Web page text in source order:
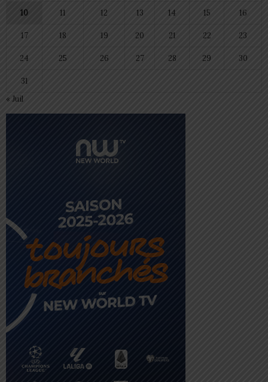
10 11 12 13 14 15 16
17 18 19 20 21 22 23
24 25 26 27 28 29 30
31
« Juil